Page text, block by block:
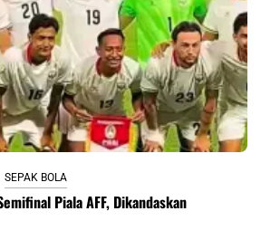
SEPAK BOLA
Piala AFF, Dikandaskan